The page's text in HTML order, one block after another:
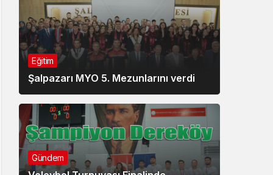
Eğitim
Şalpazarı MYO 5. Mezunlarını verdi
Gündem